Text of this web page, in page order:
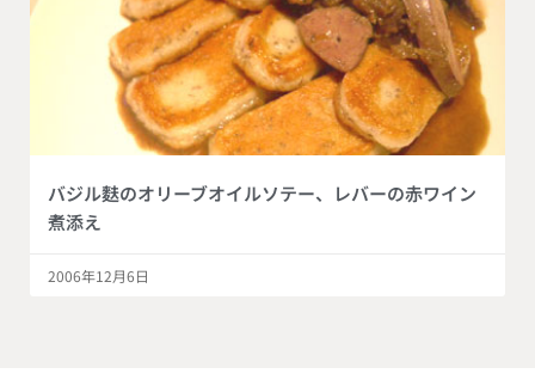
バジル麩のオリーブオイルソテー、レバーの赤ワイン
煮添え
2006年12月6日